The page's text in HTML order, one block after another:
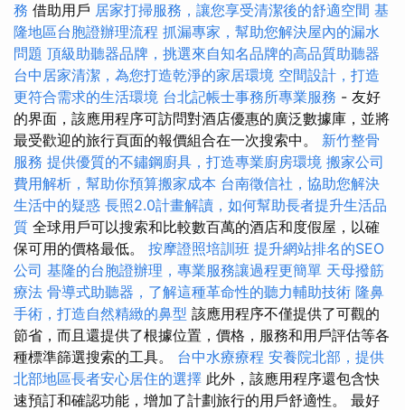
務 借助用戶 居家打掃服務，讓您享受清潔後的舒適空間 基
隆地區台胞證辦理流程 抓漏專家，幫助您解決屋內的漏水
問題 頂級助聽器品牌，挑選來自知名品牌的高品質助聽器
台中居家清潔，為您打造乾淨的家居環境 空間設計，打造
更符合需求的生活環境 台北記帳士事務所專業服務 - 友好
的界面，該應用程序可訪問對酒店優惠的廣泛數據庫，並將
最受歡迎的旅行頁面的報價組合在一次搜索中。 新竹整骨
服務 提供優質的不鏽鋼廚具，打造專業廚房環境 搬家公司
費用解析，幫助你預算搬家成本 台南徵信社，協助您解決
生活中的疑惑 長照2.0計畫解讀，如何幫助長者提升生活品
質 全球用戶可以搜索和比較數百萬的酒店和度假屋，以確
保可用的價格最低。 按摩證照培訓班 提升網站排名的SEO
公司 基隆的台胞證辦理，專業服務讓過程更簡單 天母撥筋
療法 骨導式助聽器，了解這種革命性的聽力輔助技術 隆鼻
手術，打造自然精緻的鼻型 該應用程序不僅提供了可觀的
節省，而且還提供了根據位置，價格，服務和用戶評估等各
種標準篩選搜索的工具。 台中水療療程 安養院北部，提供
北部地區長者安心居住的選擇 此外，該應用程序還包含快
速預訂和確認功能，增加了計劃旅行的用戶舒適性。 最好